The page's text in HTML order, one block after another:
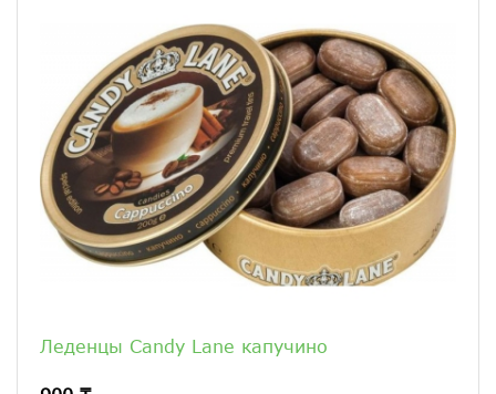
Леденцы Candy Lane капучино